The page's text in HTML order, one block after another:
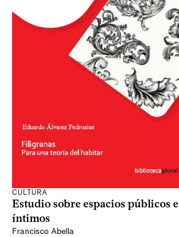
CULTURA
Estudio sobre espacios públicos e
íntimos
Francisco Abella